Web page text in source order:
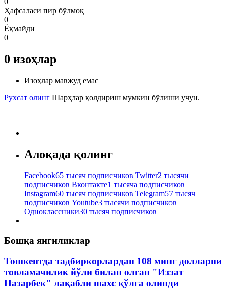
Ҳафсаласи пир бўлмоқ
0
Ёқмайди
0
0 изоҳлар
Изоҳлар мавжуд емас
Рухсат олинг Шарҳлар қолдириш мумкин бўлиши учун.
Алоқада қолинг
Facebook65 тысяч подписчиков Twitter2 тысячи
подписчиков Вконтакте1 тысяча подписчиков
Instagram60 тысяч подписчиков Telegram57 тысяч
подписчиков Youtube3 тысячи подписчиков
Одноклассники30 тысяч подписчиков
Бошқа янгиликлар
Тошкентда тадбиркорлардан 108 минг долларни
товламачилик йўли билан олган "Иззат
Назарбек" лақабли шахс қўлга олинди